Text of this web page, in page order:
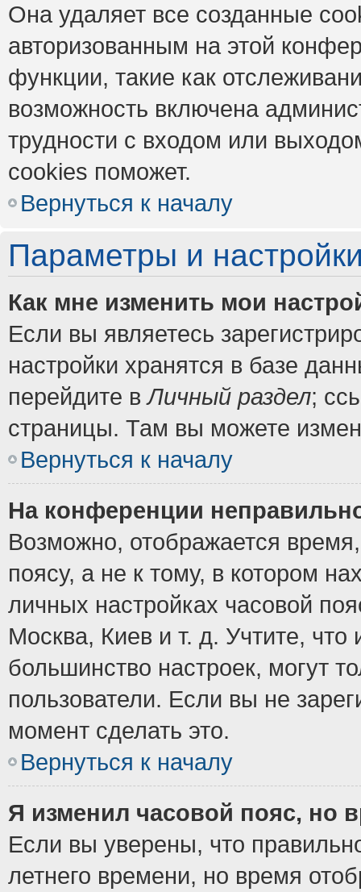
Она удаляет все созданные
авторизованным на этой
функции, такие как
возможность включена
трудности с входом или
cookies поможет.
Вернуться к началу
Параметры и
Как мне изменить мои
Если вы являетесь
настройки хранятся в базе
перейдите вЛичный раздел;
страницы. Там вы можете
Вернуться к началу
На конференции
Возможно, отображается
поясу, а не к тому, в котором
личных настройках часовой
Москва, Киев и т. д. Учтите, что
большинство настроек, могут
пользователи. Если вы не
момент сделать это.
Вернуться к началу
Я изменил часовой пояс, но
Если вы уверены, что
летнего времени, но время